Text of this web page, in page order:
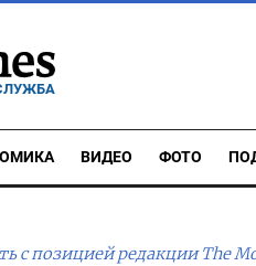
ВИДЕО ФОТО
с позицией редакции The